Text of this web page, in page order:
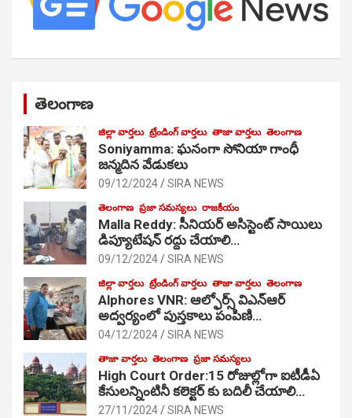
తెలంగాణ
జిల్లా వార్తలు ట్రేండింగ్ వార్తలు తాజా వార్తలు తెలంగాణ
Soniyamma: ఘ‌నంగా సోనియా గాంధీ
జ‌న్మ‌దిన వేడుక‌లు
09/12/2024 SIRA NEWS
తెలంగాణ ప్రజా సమస్యలు రాజకీయం
Malla Reddy: సీనియర్ అసిస్టెంట్ సాయిలు
డిప్యూటేషన్ రద్దు చేయాలి…
09/12/2024 SIRA NEWS
జిల్లా వార్తలు ట్రేండింగ్ వార్తలు తాజా వార్తలు తెలంగాణ
Alphores VNR: ఆల్ఫోర్స్ విఎన్ఆర్
అద్వర్యంలో పుస్తకాలు పంపిణి…
04/12/2024 SIRA NEWS
తాజా వార్తలు తెలంగాణ ప్రజా సమస్యలు
High Court Order:15 రోజుల్లోగా ఐటీడీఏ
కేసులన్నింటినీ కలెక్టర్ కు బదిలీ చేయాలి…
27/11/2024 SIRA NEWS